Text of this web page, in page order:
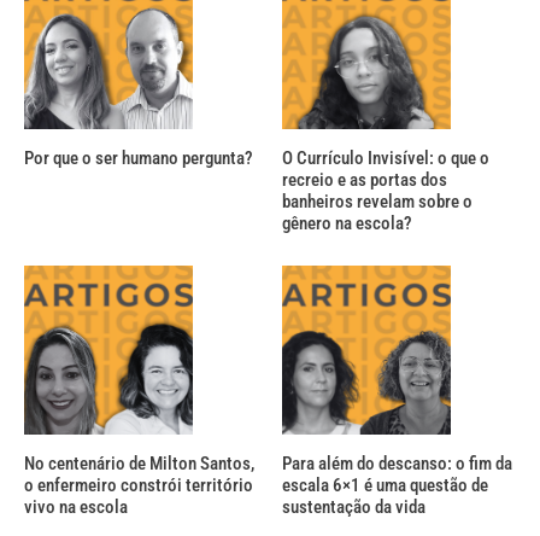
Por que o ser humano pergunta?
O Currículo Invisível: o que o
recreio e as portas dos
banheiros revelam sobre o
gênero na escola?
No centenário de Milton Santos,
o enfermeiro constrói território
vivo na escola
Para além do descanso: o fim da
escala 6×1 é uma questão de
sustentação da vida